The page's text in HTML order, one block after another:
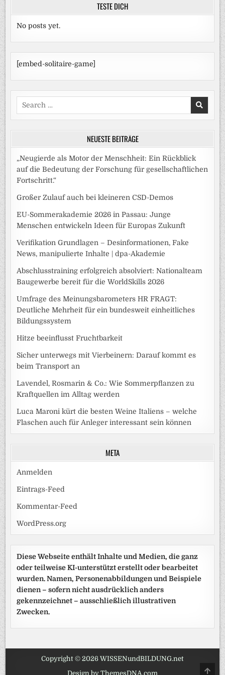
TESTE DICH
No posts yet.
[embed-solitaire-game]
Search
for:
NEUESTE BEITRÄGE
„Neugierde als Motor der Menschheit: Ein Rückblick
auf die Bedeutung der Forschung für gesellschaftlichen
Fortschritt.“
Großer Zulauf auch bei kleineren CSD-Demos
EU-Sommerakademie 2026 in Passau: Junge
Menschen entwickeln Ideen für Europas Zukunft
Verifikation Grundlagen – Desinformationen, Fake
News, manipulierte Inhalte | dpa-Akademie
Abschlusstraining erfolgreich absolviert: Nationalteam
Baugewerbe bereit für die WorldSkills 2026
Umfrage des Meinungsbarometers HR FRAGT:
Deutliche Mehrheit für ein bundesweit einheitliches
Bildungssystem
Hitze beeinflusst Fruchtbarkeit
Sicher unterwegs mit Vierbeinern: Darauf kommt es
beim Transport an
Lavendel, Rosmarin & Co.: Wie Sommerpflanzen zu
Kraftquellen im Alltag werden
Luca Maroni kürt die besten Weine Italiens – welche
Flaschen auch für Anleger interessant sein können
META
Anmelden
Eintrags-Feed
Kommentar-Feed
WordPress.org
Diese Webseite enthält Inhalte und Medien, die ganz
oder teilweise KI-unterstützt erstellt oder bearbeitet
wurden. Namen, Personenabbildungen und Beispiele
dienen – sofern nicht ausdrücklich anders
gekennzeichnet – ausschließlich illustrativen
Zwecken.
Copyright © 2026 WISSENundBILDUNG.net
Design by ThemesDNA.com